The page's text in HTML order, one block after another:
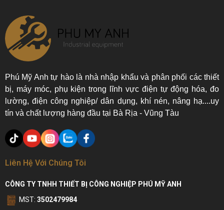
Phú Mỹ Anh tự hào là nhà nhập khẩu và phân phối các thiết
bị, máy móc, phụ kiện trong lĩnh vực điện tự động hóa, đo
lường, điện công nghiệp/ dân dụng, khí nén, nâng hạ....uy
tín và chất lượng hàng đầu tại Bà Rịa - Vũng Tàu
Liên Hệ Với Chúng Tôi
CÔNG TY TNHH THIẾT BỊ CÔNG NGHIỆP PHÚ MỸ ANH
MST: 3502479984